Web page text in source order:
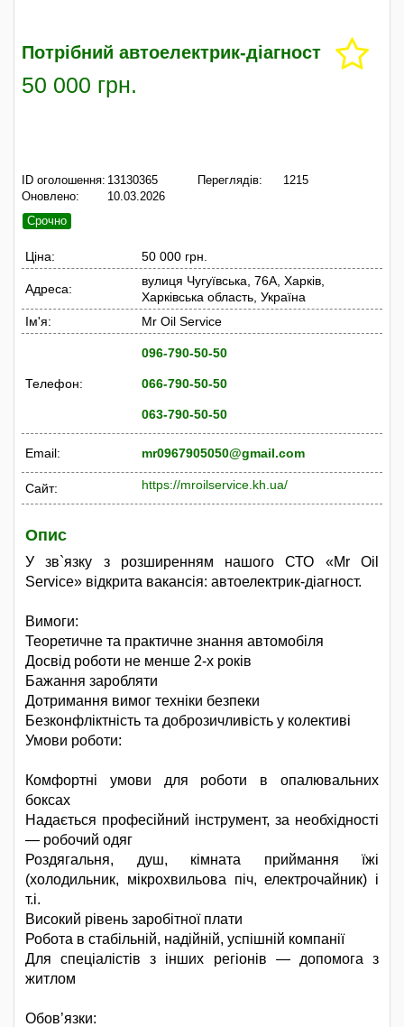
Потрібний автоелектрик-діагност
50 000 грн.
ID оголошення: 13130365
Оновлено:
10.03.2026
Переглядів: 1215
Срочно
Ціна: 50 000 грн.
Адреса:
вулиця Чугуївська, 76А, Харків,
Харківська область, Україна
Ім'я:
Mr Oil Service
Телефон:
096-790-50-50
066-790-50-50
063-790-50-50
Email: mr0967905050@gmail.com
Сайт: https://mroilservice.kh.ua/
Опис
У зв`язку з розширенням нашого СТО «Mr Oil
Service» відкрита вакансія: автоелектрик-діагност.
Вимоги:
Теоретичне та практичне знання автомобіля
Досвід роботи не менше 2-х років
Бажання заробляти
Дотримання вимог техніки безпеки
Безконфліктність та доброзичливість у колективі
Умови роботи:
Комфортні умови для роботи в опалювальних
боксах
Надається професійний інструмент, за необхідності
— робочий одяг
Роздягальня, душ, кімната приймання їжі
(холодильник, мікрохвильова піч, електрочайник) і
т.і.
Високий рівень заробітної плати
Робота в стабільній, надійній, успішній компанії
Для спеціалістів з інших регіонів — допомога з
житлом
Обов’язки: